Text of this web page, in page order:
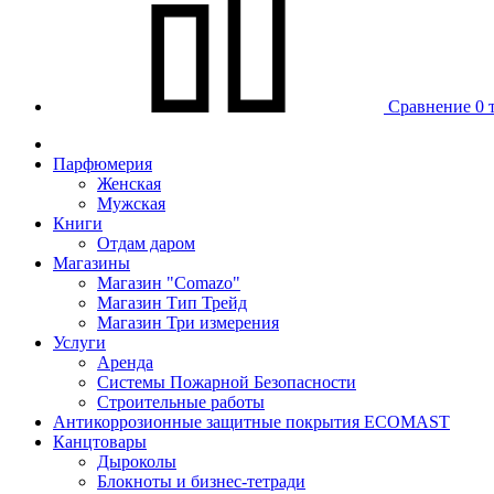
Сравнение 0
Парфюмерия
Женская
Мужская
Книги
Отдам даром
Магазины
Магазин "Comazo"
Магазин Тип Трейд
Магазин Три измерения
Услуги
Аренда
Системы Пожарной Безопасности
Строительные работы
Антикоррозионные защитные покрытия ECOMAST
Канцтовары
Дыроколы
Блокноты и бизнес-тетради